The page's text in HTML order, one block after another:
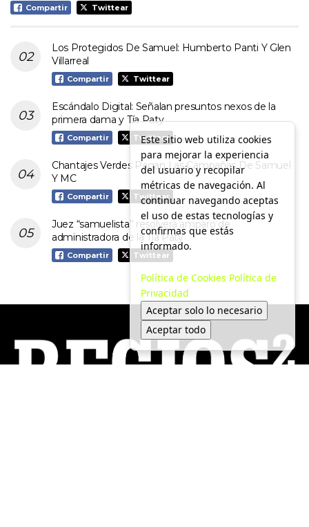
Compartir Twittear
Los Protegidos De Samuel: Humberto Panti Y Glen
Villarreal
Compartir Twittear
Escándalo Digital: Señalan presuntos nexos de la
primera dama y Tía Paty
Compartir Twittear
Chantajes Verdes Pagan Las Campañas De Samuel
Y MC
Compartir Twittear
Juez “samuelista” resolverá amparo de
administradora de la Tía Paty
Compartir Twittear
Este sitio web utiliza cookies
para mejorar la experiencia
del usuario y recopilar
métricas de navegación. Al
continuar navegando aceptas
el uso de estas tecnologías y
confirmas que estás
informado.
Política de Cookies Política de
Privacidad
Aceptar solo lo necesario
Aceptar todo